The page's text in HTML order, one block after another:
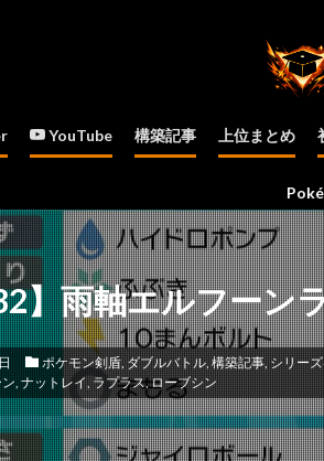
YouTube 構築記事 上位まとめ
Pokémon
】雨軸エルフーン
ポケモン剣盾, ダブルバトル, 構築記事, シリー
, ナットレイ, ラプラス,ローブシン